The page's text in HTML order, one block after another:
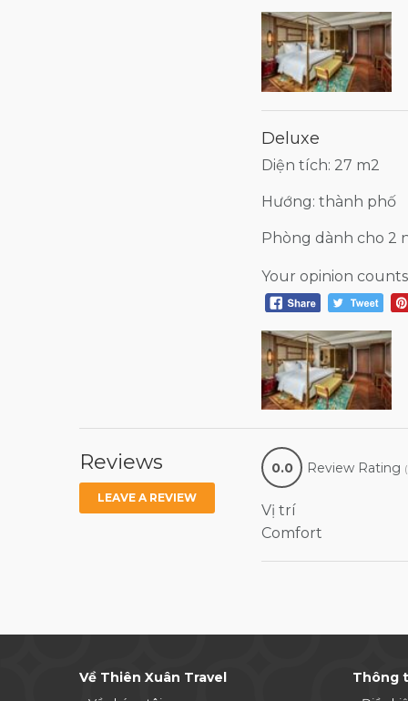
Deluxe
Diện tích: 27 m2
Hướng: thành phố
Phòng dành cho 2
Your opinion
Reviews
LEAVE A REVIEW
0.0 Review Rating
Vị trí
Comfort
Về Thiên Xuân Travel Thông